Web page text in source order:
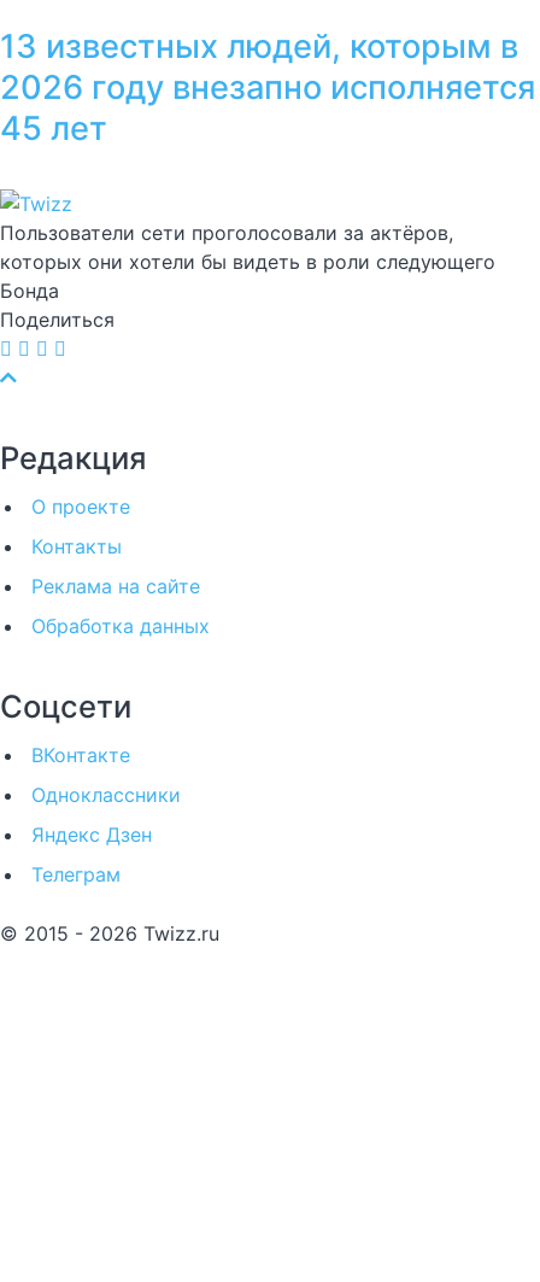
13 известных людей, которым в
2026 году внезапно исполняется
45 лет
Пользователи сети проголосовали за актёров,
которых они хотели бы видеть в роли следующего
Бонда
Поделиться
Редакция
О проекте
Контакты
Реклама на сайте
Обработка данных
Соцсети
ВКонтакте
Одноклассники
Яндекс Дзен
Телеграм
© 2015 - 2026 Twizz.ru